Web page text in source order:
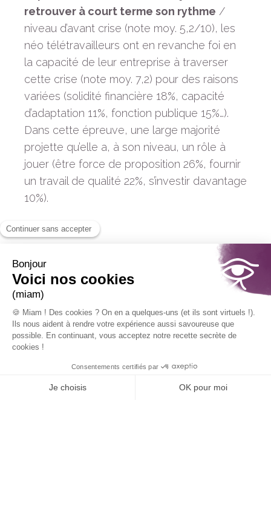
retrouver à court terme son rythme /
niveau d’avant crise (note moy. 5,2/10), les
néo télétravailleurs ont en revanche foi en
la capacité de leur entreprise à traverser
cette crise (note moy. 7,2) pour des raisons
variées (solidité financière 18%, capacité
d’adaptation 11%, fonction publique 15%…).
Dans cette épreuve, une large majorité
projette qu’elle a, à son niveau, un rôle à
jouer (être force de proposition 26%, fournir
un travail de qualité 22%, s’investir davantage
10%).
b) Une sortie indemne possible donc si
l’entreprise relève 3 défis
développer des produits et services
innovants
pour répondre à la situation
actuelle (nouveaux besoins, budgets à la
pour une